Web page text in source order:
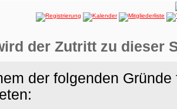
der Zutritt zu dieser
der folgenden